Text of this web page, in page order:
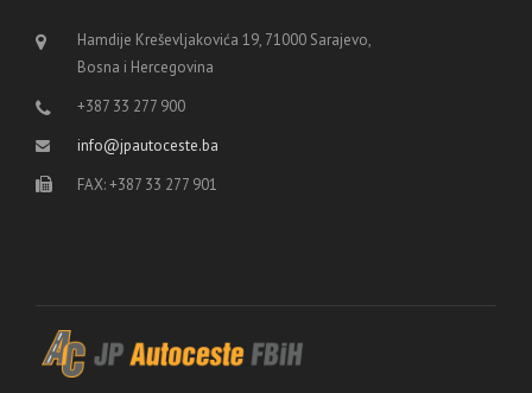
Hamdije Kreševljakovića 19, 71000 Sarajevo,
Bosna i Hercegovina
+387 33 277 900
info@jpautoceste.ba
FAX: +387 33 277 901